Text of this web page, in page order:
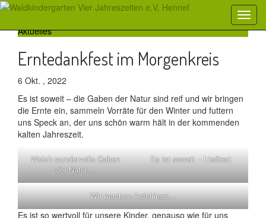
Aktuelles
Erntedankfest im Morgenkreis
6 Okt. , 2022
Es ist soweit – die Gaben der Natur sind reif und wir bringen
die Ernte ein, sammeln Vorräte für den Winter und futtern
uns Speck an, der uns schön warm hält in der kommenden
kalten Jahreszeit.
Welch wundervolle Gaben
der Natur…
Es ist soweit – Liedtext
Wir machen Apfelringe…
Es ist so wertvoll für unsere Kinder, genauso wie für uns